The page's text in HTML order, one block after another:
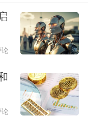
录。截至收
比前一交易日
股票指数上涨
点，涨幅为
论
论